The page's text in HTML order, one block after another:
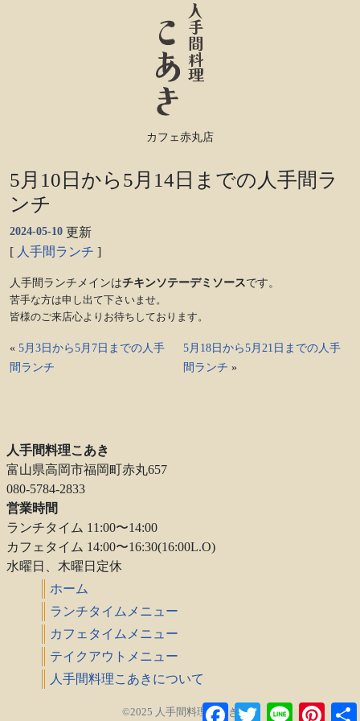
カフェ赤丸店
5月10日から5月14日までの人手間ラ
ンチ
2024-05-10 更新
[ 人手間ランチ ]
人手間ランチメインはチキンソテーデミソースです。
苦手な方は申し出て下さいませ。
皆様のご来店心よりお待ちしております。
« 5月3日から5月7日までの人手
間ランチ
5月18日から5月21日までの人手
間ランチ »
人手間料理こあき
富山県高岡市福岡町赤丸657
080-5784-2833
営業時間
ランチタイム 11:00〜14:00
カフェタイム 14:00〜16:30(16:00L.O)
水曜日、木曜日定休
ホーム
ランチタイムメニュー
カフェタイムメニュー
テイクアウトメニュー
人手間料理こあきについて
©2025 人手間料理こあきFacebookTwitter Line